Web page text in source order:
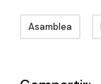
Asamblea